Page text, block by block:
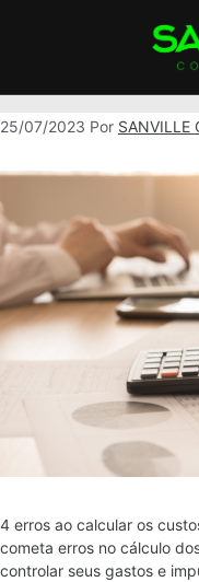
25/07/2023 Por SANVILLE
4 erros ao calcular os
cometa erros no cálculo
controlar seus gastos e